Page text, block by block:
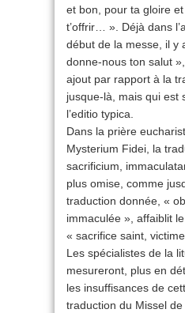
et bon, pour ta gloire
t’offrir… ». Déjà dans
début de la messe, il y
donne-nous ton salut
ajout par rapport à la
jusque-là, mais qui est
l’editio typica.
Dans la prière
Mysterium Fidei, la
sacrificium,
plus omise, comme
traduction donnée, «
immaculée », affaiblit
« sacrifice saint,
Les spécialistes de la
mesureront, plus en
les insuffisances de
traduction du Missel